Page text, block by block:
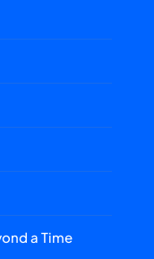
a Time